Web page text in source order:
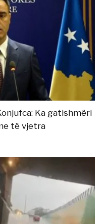
Ka gatishmëri
të vjetra